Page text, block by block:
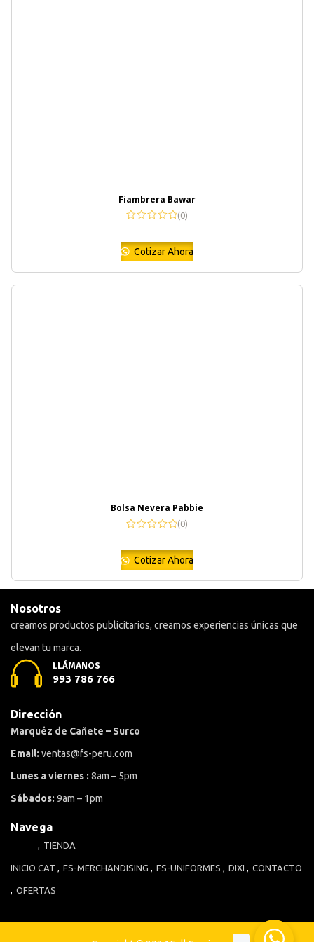
Fiambrera Bawar
(0)
Cotizar Ahora
Bolsa Nevera Pabbie
(0)
Cotizar Ahora
Nosotros
creamos productos publicitarios, creamos experiencias únicas que
elevan tu marca.
LLÁMANOS
993 786 766
Dirección
Marquéz de Cañete – Surco
Email: ventas@fs-peru.com
Lunes a viernes : 8am – 5pm
Sábados: 9am – 1pm
Navega
INICIO
TIENDA
CAT FS-MERCHANDISING FS-UNIFORMES DIXI CONTACTO
OFERTAS